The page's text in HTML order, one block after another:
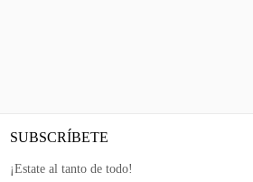
SUBSCRÍBETE
¡Estate al tanto de todo!